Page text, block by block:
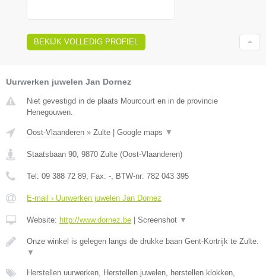
BEKIJK VOLLEDIG PROFIEL
Uurwerken juwelen Jan Dornez
Niet gevestigd in de plaats Mourcourt en in de provincie
Henegouwen.
Oost-Vlaanderen » Zulte Google maps ▼
Staatsbaan 90, 9870 Zulte (Oost-Vlaanderen)
Tel: 09 388 72 89, Fax: -, BTW-nr: 782 043 395
E-mail › Uurwerken juwelen Jan Dornez
Website: http://www.dornez.be Screenshot ▼
Onze winkel is gelegen langs de drukke baan Gent-Kortrijk te Zulte.
▼
Herstellen uurwerken, Herstellen juwelen, herstellen klokken,